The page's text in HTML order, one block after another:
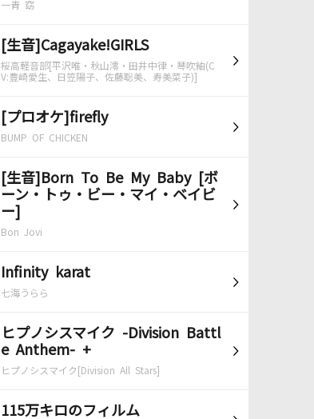
一青 窈
[生音]Cagayake!GIRLS
桜高軽音部[平沢唯・秋山澪・田井中律・琴吹紬(C
V:豊崎愛生、日笠陽子、佐藤聡美、寿美菜子)]
[プロオケ]firefly
BUMP OF CHICKEN
[生音]Born To Be My Baby [ボ
ーン・トゥ・ビー・マイ・ベイビ
ー]
Bon Jovi
Infinity karat
七海うらら
ヒプノシスマイク -Division Battl
e Anthem- +
ヒプノシスマイク[Division All Stars]
115万キロのフィルム